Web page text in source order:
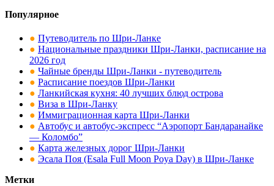
Популярное
● Путеводитель по Шри-Ланке
● Национальные праздники Шри-Ланки, расписание на
2026 год
● Чайные бренды Шри-Ланки - путеводитель
● Расписание поездов Шри-Ланки
● Ланкийская кухня: 40 лучших блюд острова
● Виза в Шри-Ланку
● Иммиграционная карта Шри-Ланки
● Автобус и автобус-экспресс “Аэропорт Бандаранайке
— Коломбо”
● Карта железных дорог Шри-Ланки
● Эсала Поя (Esala Full Moon Poya Day) в Шри-Ланке
Метки